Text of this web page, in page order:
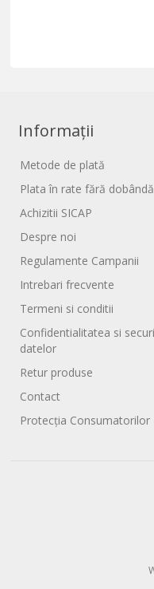
Informații
Metode de plată
Plata în rate fără dobândă
Achizitii SICAP
Despre noi
Regulamente Campanii
Intrebari frecvente
Termeni si conditii
Confidentialitatea si
datelor
Retur produse
Contact
Protecția Consumatorilor